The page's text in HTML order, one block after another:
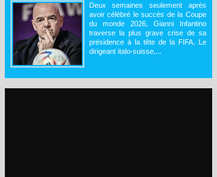
Deux semaines seulement après
avoir célébré le succès de la Coupe
du monde 2026, Gianni Infantino
traverse la plus grave crise de sa
présidence à la tête de la FIFA. Le
dirigeant italo-suisse,...